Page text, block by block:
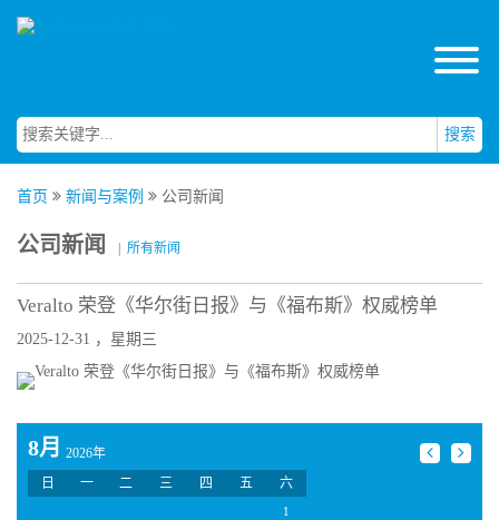
搜索
首页 新闻与案例 公司新闻
公司新闻 所有新闻
Veralto 荣登《华尔街日报》与《福布斯》权威榜单
2025-12-31 ，星期三
8月
2026年
日
一 二 三 四 五 六
1